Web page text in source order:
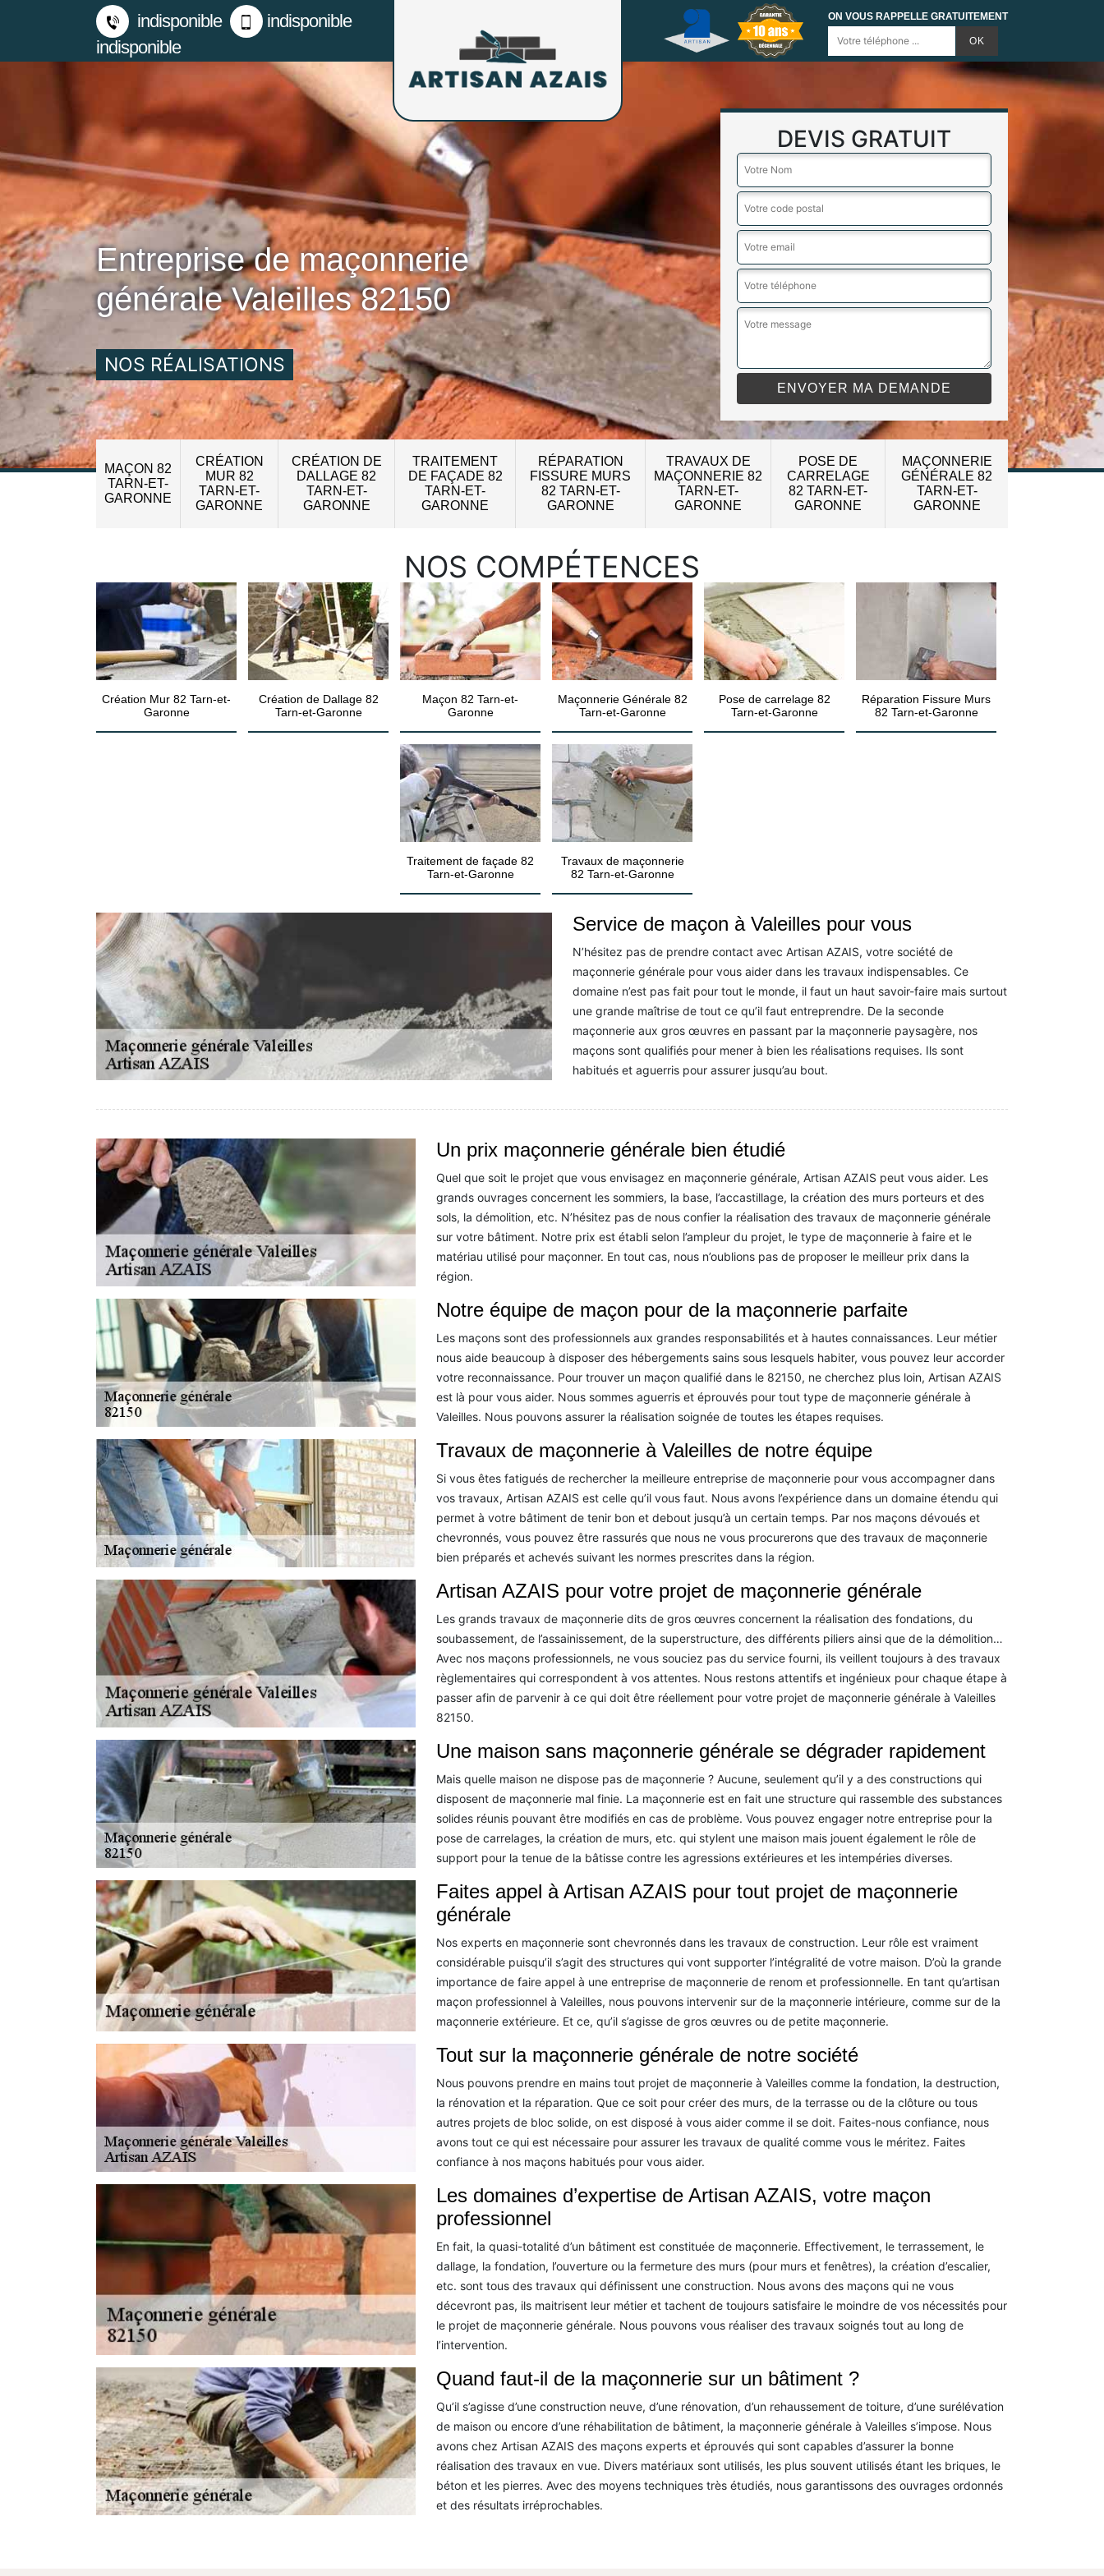
indisponible
indisponible
indisponible
ON VOUS RAPPELLE GRATUITEMENT
Entreprise de maçonnerie
générale Valeilles 82150
NOS RÉALISATIONS
DEVIS GRATUIT
MAÇON 82
TARN-ET-
GARONNE
CRÉATION
MUR 82
TARN-ET-
GARONNE
CRÉATION DE
DALLAGE 82
TARN-ET-
GARONNE
TRAITEMENT
DE FAÇADE 82
TARN-ET-
GARONNE
RÉPARATION
FISSURE MURS
82 TARN-ET-
GARONNE
TRAVAUX DE
MAÇONNERIE 82
TARN-ET-
GARONNE
POSE DE
CARRELAGE
82 TARN-ET-
GARONNE
MAÇONNERIE
GÉNÉRALE 82
TARN-ET-
GARONNE
NOS COMPÉTENCES
Création Mur 82 Tarn-et-
Garonne
Création de Dallage 82
Tarn-et-Garonne
Maçon 82 Tarn-et-
Garonne
Maçonnerie Générale 82
Tarn-et-Garonne
Pose de carrelage 82
Tarn-et-Garonne
Réparation Fissure Murs
82 Tarn-et-Garonne
Traitement de façade 82
Tarn-et-Garonne
Travaux de maçonnerie
82 Tarn-et-Garonne
Service de maçon à Valeilles pour vous
N’hésitez pas de prendre contact avec Artisan AZAIS, votre société de
maçonnerie générale pour vous aider dans les travaux indispensables. Ce
domaine n’est pas fait pour tout le monde, il faut un haut savoir-faire mais surtout
une grande maîtrise de tout ce qu’il faut entreprendre. De la seconde
maçonnerie aux gros œuvres en passant par la maçonnerie paysagère, nos
maçons sont qualifiés pour mener à bien les réalisations requises. Ils sont
habitués et aguerris pour assurer jusqu’au bout.
Un prix maçonnerie générale bien étudié
Quel que soit le projet que vous envisagez en maçonnerie générale, Artisan AZAIS peut vous aider. Les
grands ouvrages concernent les sommiers, la base, l’accastillage, la création des murs porteurs et des
sols, la démolition, etc. N’hésitez pas de nous confier la réalisation des travaux de maçonnerie générale
sur votre bâtiment. Notre prix est établi selon l’ampleur du projet, le type de maçonnerie à faire et le
matériau utilisé pour maçonner. En tout cas, nous n’oublions pas de proposer le meilleur prix dans la
région.
Notre équipe de maçon pour de la maçonnerie parfaite
Les maçons sont des professionnels aux grandes responsabilités et à hautes connaissances. Leur métier
nous aide beaucoup à disposer des hébergements sains sous lesquels habiter, vous pouvez leur accorder
votre reconnaissance. Pour trouver un maçon qualifié dans le 82150, ne cherchez plus loin, Artisan AZAIS
est là pour vous aider. Nous sommes aguerris et éprouvés pour tout type de maçonnerie générale à
Valeilles. Nous pouvons assurer la réalisation soignée de toutes les étapes requises.
Travaux de maçonnerie à Valeilles de notre équipe
Si vous êtes fatigués de rechercher la meilleure entreprise de maçonnerie pour vous accompagner dans
vos travaux, Artisan AZAIS est celle qu’il vous faut. Nous avons l’expérience dans un domaine étendu qui
permet à votre bâtiment de tenir bon et debout jusqu’à un certain temps. Par nos maçons dévoués et
chevronnés, vous pouvez être rassurés que nous ne vous procurerons que des travaux de maçonnerie
bien préparés et achevés suivant les normes prescrites dans la région.
Artisan AZAIS pour votre projet de maçonnerie générale
Les grands travaux de maçonnerie dits de gros œuvres concernent la réalisation des fondations, du
soubassement, de l’assainissement, de la superstructure, des différents piliers ainsi que de la démolition…
Avec nos maçons professionnels, ne vous souciez pas du service fourni, ils veillent toujours à des travaux
règlementaires qui correspondent à vos attentes. Nous restons attentifs et ingénieux pour chaque étape à
passer afin de parvenir à ce qui doit être réellement pour votre projet de maçonnerie générale à Valeilles
82150.
Une maison sans maçonnerie générale se dégrader rapidement
Mais quelle maison ne dispose pas de maçonnerie ? Aucune, seulement qu’il y a des constructions qui
disposent de maçonnerie mal finie. La maçonnerie est en fait une structure qui rassemble des substances
solides réunis pouvant être modifiés en cas de problème. Vous pouvez engager notre entreprise pour la
pose de carrelages, la création de murs, etc. qui stylent une maison mais jouent également le rôle de
support pour la tenue de la bâtisse contre les agressions extérieures et les intempéries diverses.
Faites appel à Artisan AZAIS pour tout projet de maçonnerie
générale
Nos experts en maçonnerie sont chevronnés dans les travaux de construction. Leur rôle est vraiment
considérable puisqu’il s’agit des structures qui vont supporter l’intégralité de votre maison. D’où la grande
importance de faire appel à une entreprise de maçonnerie de renom et professionnelle. En tant qu’artisan
maçon professionnel à Valeilles, nous pouvons intervenir sur de la maçonnerie intérieure, comme sur de la
maçonnerie extérieure. Et ce, qu’il s’agisse de gros œuvres ou de petite maçonnerie.
Tout sur la maçonnerie générale de notre société
Nous pouvons prendre en mains tout projet de maçonnerie à Valeilles comme la fondation, la destruction,
la rénovation et la réparation. Que ce soit pour créer des murs, de la terrasse ou de la clôture ou tous
autres projets de bloc solide, on est disposé à vous aider comme il se doit. Faites-nous confiance, nous
avons tout ce qui est nécessaire pour assurer les travaux de qualité comme vous le méritez. Faites
confiance à nos maçons habitués pour vous aider.
Les domaines d’expertise de Artisan AZAIS, votre maçon
professionnel
En fait, la quasi-totalité d’un bâtiment est constituée de maçonnerie. Effectivement, le terrassement, le
dallage, la fondation, l’ouverture ou la fermeture des murs (pour murs et fenêtres), la création d’escalier,
etc. sont tous des travaux qui définissent une construction. Nous avons des maçons qui ne vous
décevront pas, ils maitrisent leur métier et tachent de toujours satisfaire le moindre de vos nécessités pour
le projet de maçonnerie générale. Nous pouvons vous réaliser des travaux soignés tout au long de
l’intervention.
Quand faut-il de la maçonnerie sur un bâtiment ?
Qu’il s’agisse d’une construction neuve, d’une rénovation, d’un rehaussement de toiture, d’une surélévation
de maison ou encore d’une réhabilitation de bâtiment, la maçonnerie générale à Valeilles s’impose. Nous
avons chez Artisan AZAIS des maçons experts et éprouvés qui sont capables d’assurer la bonne
réalisation des travaux en vue. Divers matériaux sont utilisés, les plus souvent utilisés étant les briques, le
béton et les pierres. Avec des moyens techniques très étudiés, nous garantissons des ouvrages ordonnés
et des résultats irréprochables.